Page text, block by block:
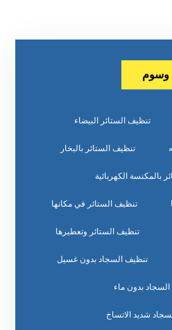
وسوم
تنظيف الستائر البيضاء
تنظيف الستائر بالبخار
بالمكنسة الكهربائية
تنظيف الستائر في مكانها
تنظيف الستائر وتعطيرها
تنظيف السجاد بدون غسيل
بدون ماء
شديد الاتساخ